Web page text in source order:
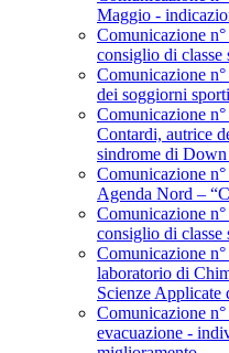
Maggio -
Comunicazione
consiglio di
Comunicazione
dei soggiorni
Comunicazione
Contardi, autrice
sindrome di Down
Comunicazione
Agenda Nord –
Comunicazione
consiglio di
Comunicazione
laboratorio di
Scienze Applicate
Comunicazione
evacuazione -